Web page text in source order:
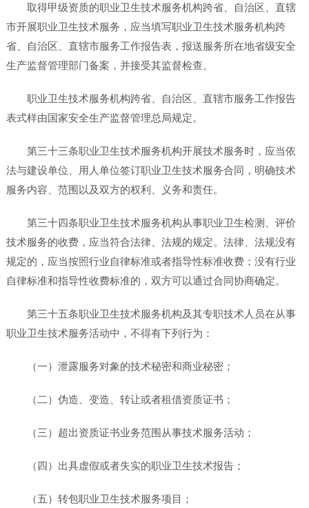
取得甲级资质的职业卫生技术服务机构跨省、自治区、直辖
市开展职业卫生技术服务，应当填写职业卫生技术服务机构跨
省、自治区、直辖市服务工作报告表，报送服务所在地省级安全
生产监督管理部门备案，并接受其监督检查。
职业卫生技术服务机构跨省、自治区、直辖市服务工作报告
表式样由国家安全生产监督管理总局规定。
第三十三条职业卫生技术服务机构开展技术服务时，应当依
法与建设单位、用人单位签订职业卫生技术服务合同，明确技术
服务内容、范围以及双方的权利、义务和责任。
第三十四条职业卫生技术服务机构从事职业卫生检测、评价
技术服务的收费，应当符合法律、法规的规定。法律、法规没有
规定的，应当按照行业自律标准或者指导性标准收费；没有行业
自律标准和指导性收费标准的，双方可以通过合同协商确定。
第三十五条职业卫生技术服务机构及其专职技术人员在从事
职业卫生技术服务活动中，不得有下列行为：
（一）泄露服务对象的技术秘密和商业秘密；
（二）伪造、变造、转让或者租借资质证书；
（三）超出资质证书业务范围从事技术服务活动；
（四）出具虚假或者失实的职业卫生技术报告；
（五）转包职业卫生技术服务项目；